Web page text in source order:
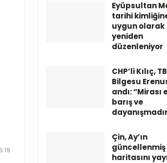
Eyüpsultan
tarihi
uygun olarak
yeniden
düzenleniyor
CHP’li Kılıç,
Bilgesu
andı: “Mirası
barış ve
Çin, Ay’ın
haritasını